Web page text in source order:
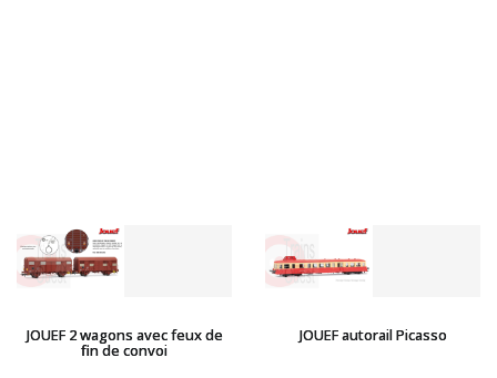
JOUEF 2 wagons avec feux de
fin de convoi
JOUEF autorail Picasso